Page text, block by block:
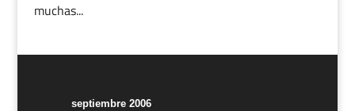
muchas...
septiembre 2006